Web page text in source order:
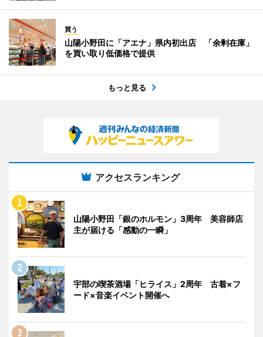
買う
山陽小野田に「アエナ」県内初出店 「余剰在庫」
を買い取り低価格で提供
もっと見る
アクセスランキング
山陽小野田「銀のホルモン」3周年 美容師店
主が届ける「感動の一瞬」
宇部の喫茶酒場「ヒライス」2周年 古着×フ
ード×音楽イベント開催へ